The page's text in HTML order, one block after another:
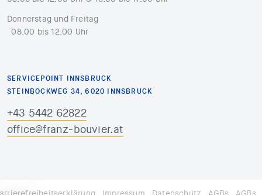
Donnerstag und Freitag
08.00 bis 12.00 Uhr
SERVICEPOINT INNSBRUCK
STEINBOCKWEG 34, 6020 INNSBRUCK
+43 5442 62822
office@franz-bouvier.at